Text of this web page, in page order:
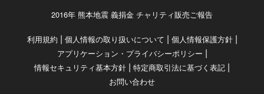
2016年 熊本地震 義捐金 チャリティ販売ご報告
利用規約 | 個人情報の取り扱いについて | 個人情報保護方針|
アプリケーション・プライバシーポリシー |
情報セキュリティ基本方針 | 特定商取引法に基づく表記 |
お問い合わせ